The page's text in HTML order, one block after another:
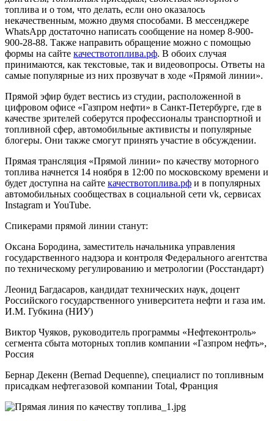
топлива и о том, что делать, если оно оказалось
некачественным, можно двумя способами. В мессенджере
WhatsApp достаточно написать сообщение на номер 8-900-
900-28-88. Также направить обращение можно с помощью
формы на сайте качествотоплива.рф. В обоих случая
принимаются, как текстовые, так и видеовопросы. Ответы на
самые популярные из них прозвучат в ходе «Прямой линии».
Прямой эфир будет вестись из студии, расположенной в
цифровом офисе «Газпром нефти» в Санкт-Петербурге, где в
качестве зрителей соберутся профессионалы транспортной и
топливной сфер, автомобильные активисты и популярные
блогеры. Они также смогут принять участие в обсуждении.
Прямая трансляция «Прямой линии» по качеству моторного
топлива начнется 14 ноября в 12:00 по московскому времени и
будет доступна на сайте качествотоплива.рф и в популярных
автомобильных сообществах в социальной сети vk, сервисах
Instagram и YouTube.
Спикерами прямой линии станут:
Оксана Бородина, заместитель начальника управления
государственного надзора и контроля Федерального агентства
по техническому регулированию и метрологии (Росстандарт)
Леонид Багдасаров, кандидат технических наук, доцент
Российского государственного университета нефти и газа им.
И.М. Губкина (НИУ)
Виктор Чуяков, руководитель программы «Нефтеконтроль»
сегмента сбыта моторных топлив компании «Газпром нефть»,
Россия
Бернар Декенн (Bernad Dequenne), специалист по топливным
присадкам нефтегазовой компании Total, Франция